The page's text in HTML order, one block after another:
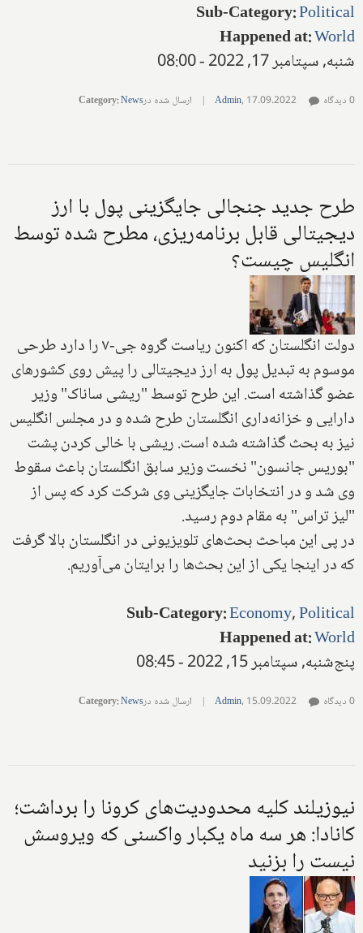
Sub-Category:Political
Happened at:World
شنبه, سپتامبر 17, 2022 - 08:00
Admin, 17.09.2022
| ارسال شده در Category:News 0 دیدگاه
طرح جدید جنجالی جایگزینی پول با ارز
دیجیتالی قابل برنامه‌ریزی، مطرح شده توسط
انگلیس چیست؟
دولت انگلستان که اکنون ریاست گروه جی-۷ را دارد طرحی
موسوم به تبدیل پول به ارز دیجیتالی را پیش روی کشورهای
عضو گذاشته است. این طرح توسط "ریشی ساناک" وزیر
دارایی و خزانه‌داری انگلستان طرح شده و در مجلس انگلیس
نیز به بحث گذاشته شده است. ریشی با خالی کردن پشت
"بوریس جانسون" نخست وزیر سابق انگلستان باعث سقوط
وی شد و در انتخابات جایگزینی وی شرکت کرد که پس از
"لیز تراس" به مقام دوم رسید.
در پی این مباحث بحث‌های تلویزیونی در انگلستان بالا گرفت
که در اینجا یکی از این بحث‌ها را برایتان می‌آوریم.
Sub-Category:Economy,Political
Happened at:World
پنج‌شنبه, سپتامبر 15, 2022 - 08:45
Admin, 15.09.2022
| ارسال شده در Category:News 0 دیدگاه
نیوزیلند کلیه محدودیت‌های کرونا را برداشت؛
کانادا: هر سه ماه یکبار واکسنی که ویروسش
نیست را بزنید